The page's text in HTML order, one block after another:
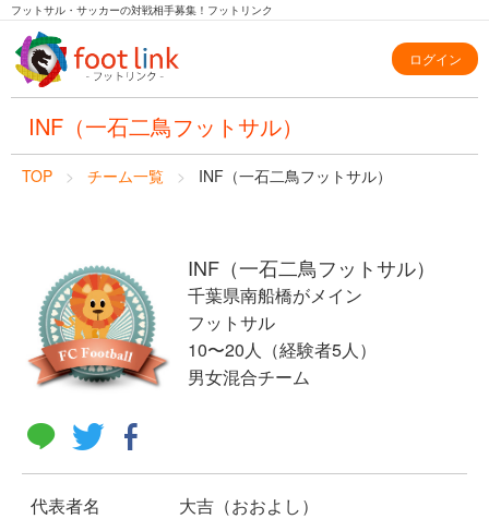
フットサル・サッカーの対戦相手募集！フットリンク
ログイン
INF（一石二鳥フットサル）
TOP チーム一覧 INF（一石二鳥フットサル）
INF（一石二鳥フットサル）
千葉県南船橋がメイン
フットサル
10〜20人（経験者5人）
男女混合チーム
代表者名 大吉（おおよし）